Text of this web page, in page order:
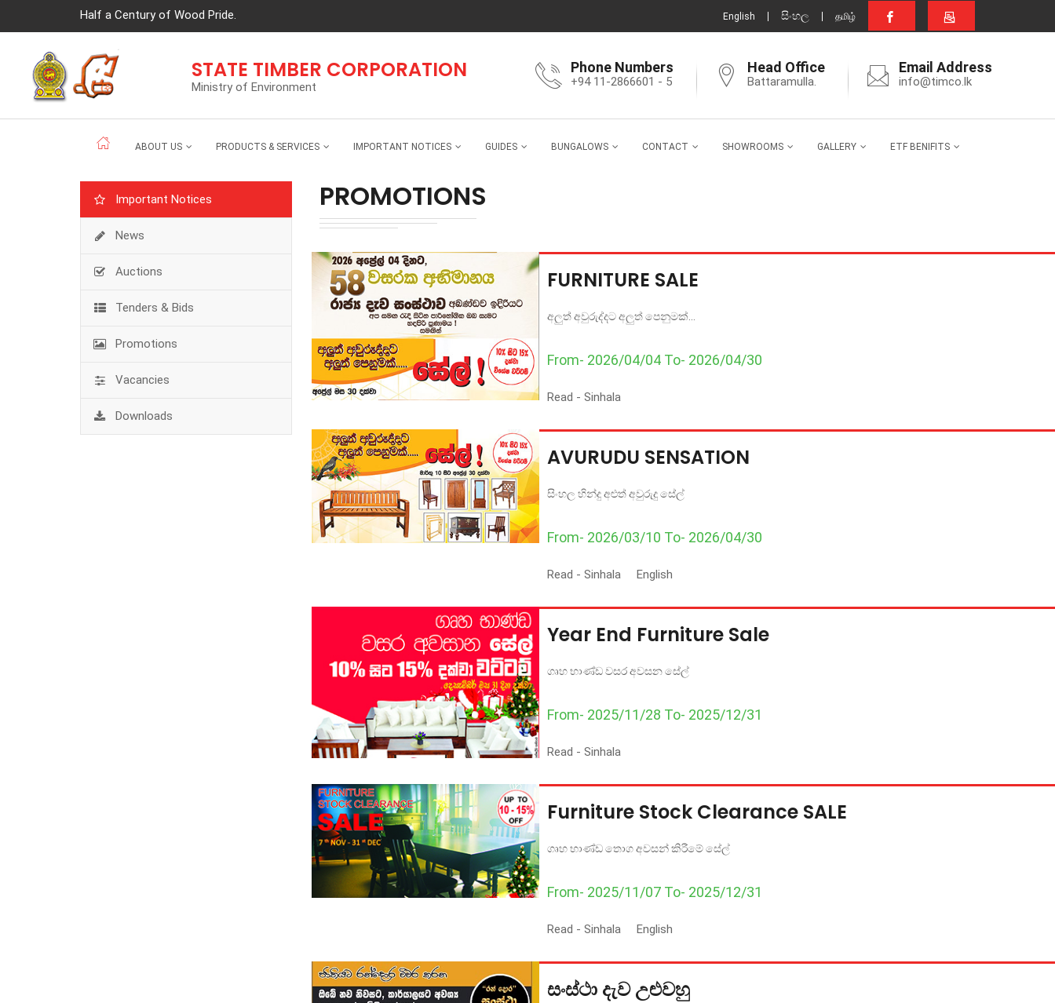
Half a Century of Wood Pride. English සිංහල தமிழ்
STATE TIMBER CORPORATION
Ministry of Environment
Phone Numbers
+94 11-2866601 - 5
Head Office
Battaramulla.
Email Address
info@timco.lk
ABOUT US PRODUCTS & SERVICES IMPORTANT NOTICES GUIDES BUNGALOWS CONTACT SHOWROOMS GALLERY ETF BENIFITS
Important Notices
News
Auctions
Tenders & Bids
Promotions
Vacancies
Downloads
PROMOTIONS
FURNITURE SALE
අලුත් අවුරුද්දට අලුත් පෙනුමක්...
From- 2026/04/04 To- 2026/04/30
Read - Sinhala
AVURUDU SENSATION
සිංහල හින්දු අළුත් අවුරුදු සේල්
From- 2026/03/10 To- 2026/04/30
Read - Sinhala English
Year End Furniture Sale
ගෘහ භාණ්ඩ වසර අවසන සේල්
From- 2025/11/28 To- 2025/12/31
Read - Sinhala
Furniture Stock Clearance SALE
ගෘහ භාණ්ඩ තොග අවසන් කිරීමේ සේල්
From- 2025/11/07 To- 2025/12/31
Read - Sinhala English
සංස්ථා දැව උළුවහු